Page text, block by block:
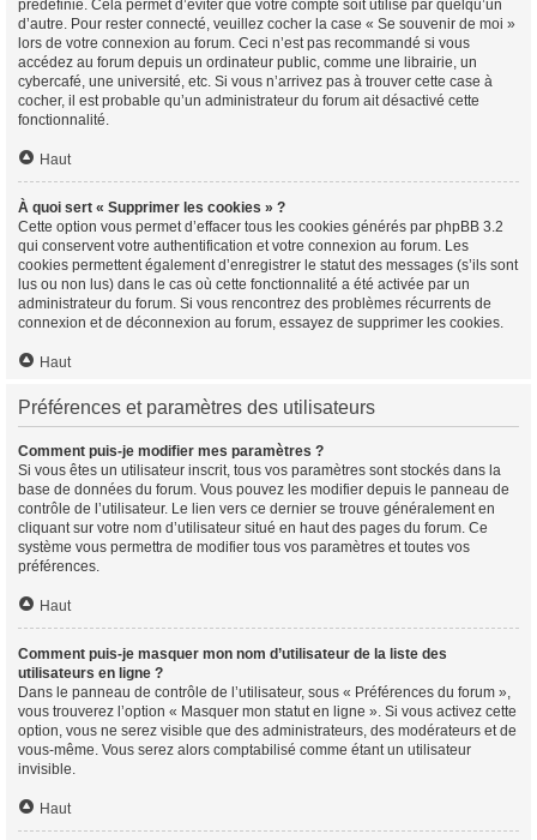
prédéfinie. Cela permet d’éviter que votre compte soit utilisé par quelqu’un
d’autre. Pour rester connecté, veuillez cocher la case « Se souvenir de moi »
lors de votre connexion au forum. Ceci n’est pas recommandé si vous
accédez au forum depuis un ordinateur public, comme une librairie, un
cybercafé, une université, etc. Si vous n’arrivez pas à trouver cette case à
cocher, il est probable qu’un administrateur du forum ait désactivé cette
fonctionnalité.
Haut
À quoi sert « Supprimer les cookies » ?
Cette option vous permet d’effacer tous les cookies générés par phpBB 3.2
qui conservent votre authentification et votre connexion au forum. Les
cookies permettent également d’enregistrer le statut des messages (s’ils sont
lus ou non lus) dans le cas où cette fonctionnalité a été activée par un
administrateur du forum. Si vous rencontrez des problèmes récurrents de
connexion et de déconnexion au forum, essayez de supprimer les cookies.
Haut
Préférences et paramètres des utilisateurs
Comment puis-je modifier mes paramètres ?
Si vous êtes un utilisateur inscrit, tous vos paramètres sont stockés dans la
base de données du forum. Vous pouvez les modifier depuis le panneau de
contrôle de l’utilisateur. Le lien vers ce dernier se trouve généralement en
cliquant sur votre nom d’utilisateur situé en haut des pages du forum. Ce
système vous permettra de modifier tous vos paramètres et toutes vos
préférences.
Haut
Comment puis-je masquer mon nom d’utilisateur de la liste des
utilisateurs en ligne ?
Dans le panneau de contrôle de l’utilisateur, sous « Préférences du forum »,
vous trouverez l’option « Masquer mon statut en ligne ». Si vous activez cette
option, vous ne serez visible que des administrateurs, des modérateurs et de
vous-même. Vous serez alors comptabilisé comme étant un utilisateur
invisible.
Haut